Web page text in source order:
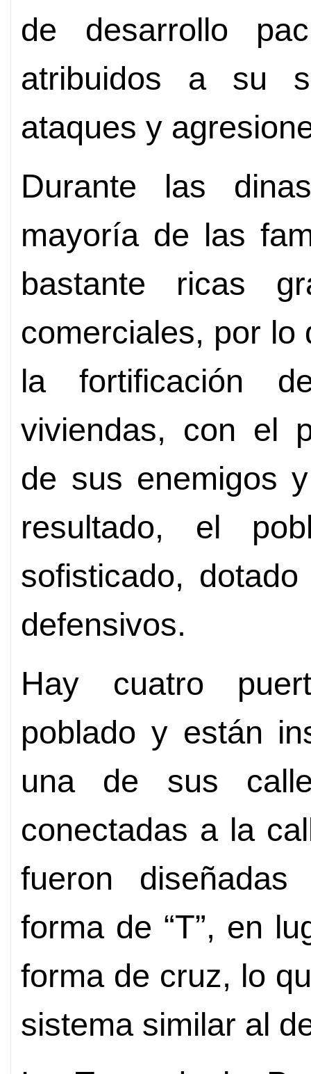
de desarrollo
atribuidos a su
ataques y
Durante las
mayoría de las
bastante ricas
comerciales, por lo
la fortificación
viviendas, con el
de sus enemigos
resultado, el
sofisticado,
defensivos.
Hay cuatro
poblado y están
una de sus
conectadas a la
fueron
forma de “T”, en
forma de cruz, lo
sistema similar al